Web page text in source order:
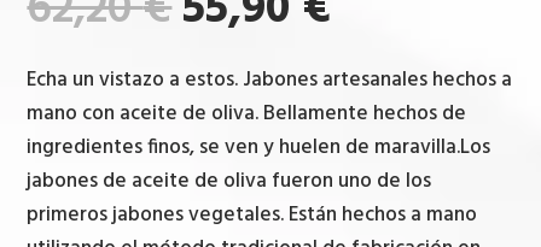
precio
original
era:
62,20 €.
actual
es:
55,90 €.
Echa un vistazo a estos. Jabones artesanales hechos a
mano con aceite de oliva. Bellamente hechos de
ingredientes finos, se ven y huelen de maravilla.Los
jabones de aceite de oliva fueron uno de los
primeros jabones vegetales. Están hechos a mano